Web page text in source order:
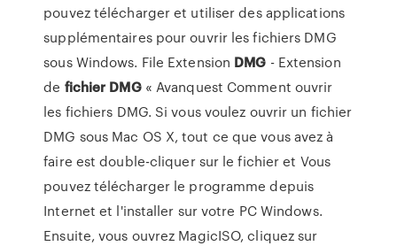
pouvez télécharger et utiliser des applications
supplémentaires pour ouvrir les fichiers DMG
sous Windows. File Extension DMG - Extension
de fichier DMG« Avanquest Comment ouvrir
les fichiers DMG. Si vous voulez ouvrir un fichier
DMG sous Mac OS X, tout ce que vous avez à
faire est double-cliquer sur le fichier et Vous
pouvez télécharger le programme depuis
Internet et l'installer sur votre PC Windows.
Ensuite, vous ouvrez MagicISO, cliquez sur